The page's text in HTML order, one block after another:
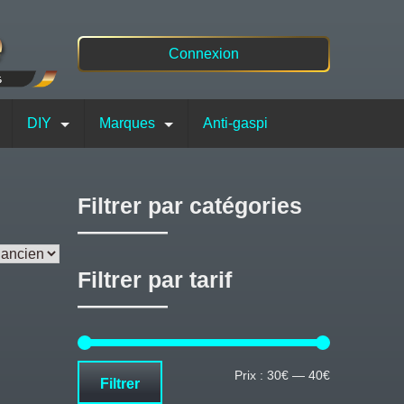
Connexion
DIY Marques Anti-gaspi
Filtrer par catégories
Filtrer par tarif
Prix
Prix
Filtrer Prix : 30€ — 40€